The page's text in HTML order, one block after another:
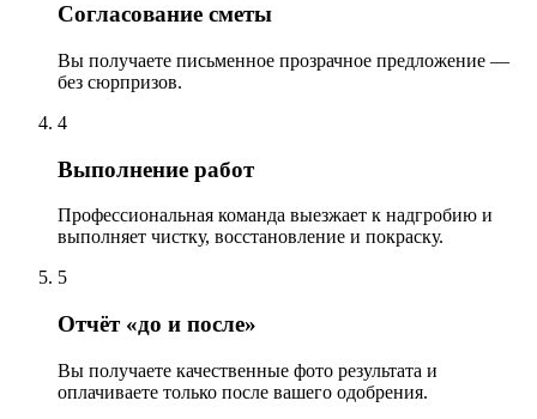
Согласование сметы
Вы получаете письменное прозрачное предложение —
без сюрпризов.
4
Выполнение работ
Профессиональная команда выезжает к надгробию и
выполняет чистку, восстановление и покраску.
5
Отчёт «до и после»
Вы получаете качественные фото результата и
оплачиваете только после вашего одобрения.